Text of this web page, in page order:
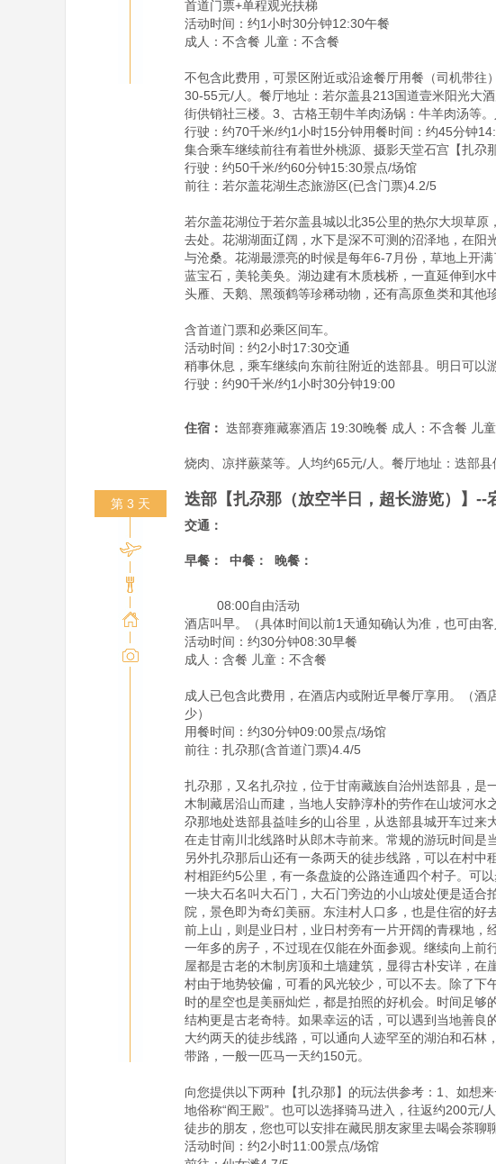
首道门票+单程观光扶梯
活动时间：约1小时30分钟12:30午餐
成人：不含餐 儿童：不含餐
不包含此费用，可景区附近或沿途餐厅用餐（司机带
30-55元/人。餐厅地址：若尔盖县213国道壹米阳光大
街供销社三楼。3、古格王朝牛羊肉汤锅：牛羊肉汤等
行驶：约70千米/约1小时15分钟用餐时间：约45分钟
集合乘车继续前往有着世外桃源、摄影天堂石宫【扎尕
行驶：约50千米/约60分钟15:30景点/场馆
前往：若尔盖花湖生态旅游区(已含门票)4.2/5
若尔盖花湖位于若尔盖县城以北35公里的热尔大坝草
去处。花湖湖面辽阔，水下是深不可测的沼泽地，在
与沧桑。花湖最漂亮的时候是每年6-7月份，草地上开
蓝宝石，美轮美奂。湖边建有木质栈桥，一直延伸到
头雁、天鹅、黑颈鹤等珍稀动物，还有高原鱼类和其他
含首道门票和必乘区间车。
活动时间：约2小时17:30交通
稍事休息，乘车继续向东前往附近的迭部县。明日可以
行驶：约90千米/约1小时30分钟19:00
住宿： 迭部赛雍藏寨酒店 19:30晚餐 成人：不含餐 儿
烧肉、凉拌蕨菜等。人均约65元/人。餐厅地址：迭部
第 3 天 迭部【扎尕那（放空半日，超长游览）】--
交通：
早餐： 中餐： 晚餐：
酒店叫早。（具体时间以前1天通知确认为准，也可由客
活动时间：约30分钟08:30早餐
成人：含餐 儿童：不含餐
成人已包含此费用，在酒店内或附近早餐厅享用。（
少）
用餐时间：约30分钟09:00景点/场馆
前往：扎尕那(含首道门票)4.4/5
扎尕那，又名扎尕拉，位于甘南藏族自治州迭部县，
木制藏居沿山而建，当地人安静淳朴的劳作在山坡河
尕那地处迭部县益哇乡的山谷里，从迭部县城开车过
在走甘南川北线路时从郎木寺前来。常规的游玩时间是
另外扎尕那后山还有一条两天的徒步线路，可以在村
村相距约5公里，有一条盘旋的公路连通四个村子。可
一块大石名叫大石门，大石门旁边的小山坡处便是适
院，景色即为奇幻美丽。东洼村人口多，也是住宿的
前上山，则是业日村，业日村旁有一片开阔的青稞地
一年多的房子，不过现在仅能在外面参观。继续向上
屋都是古老的木制房顶和土墙建筑，显得古朴安详，
村由于地势较偏，可看的风光较少，可以不去。除了
时的星空也是美丽灿烂，都是拍照的好机会。时间足
结构更是古老奇特。如果幸运的话，可以遇到当地善
大约两天的徒步线路，可以通向人迹罕至的湖泊和石
带路，一般一匹马一天约150元。
向您提供以下两种【扎尕那】的玩法供参考：1、如想
地俗称“阎王殿”。也可以选择骑马进入，往返约200元/
徒步的朋友，您也可以安排在藏民朋友家里去喝会茶聊
活动时间：约2小时11:00景点/场馆